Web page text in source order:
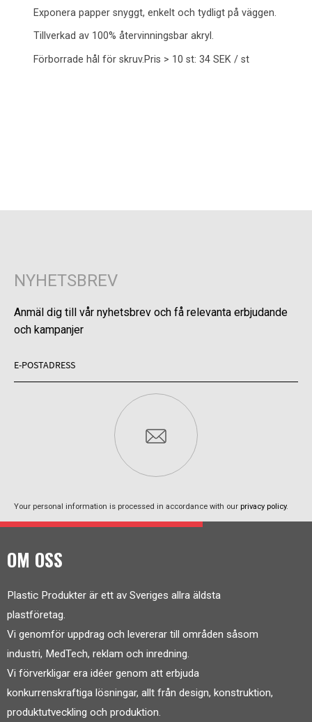
Exponera papper snyggt, enkelt och tydligt på väggen.
Tillverkad av 100% återvinningsbar akryl.
Förborrade hål för skruv.Pris > 10 st: 34 SEK / st
NYHETSBREV
Anmäl dig till vår nyhetsbrev och få relevanta erbjudande
och kampanjer
Your personal information is processed in accordance with our privacy policy.
OM OSS
Plastic Produkter är ett av Sveriges allra äldsta
plastföretag.
Vi genomför uppdrag och levererar till områden såsom
industri, MedTech, reklam och inredning.
Vi förverkligar era idéer genom att erbjuda
konkurrenskraftiga lösningar, allt från design, konstruktion,
produktutveckling och produktion.